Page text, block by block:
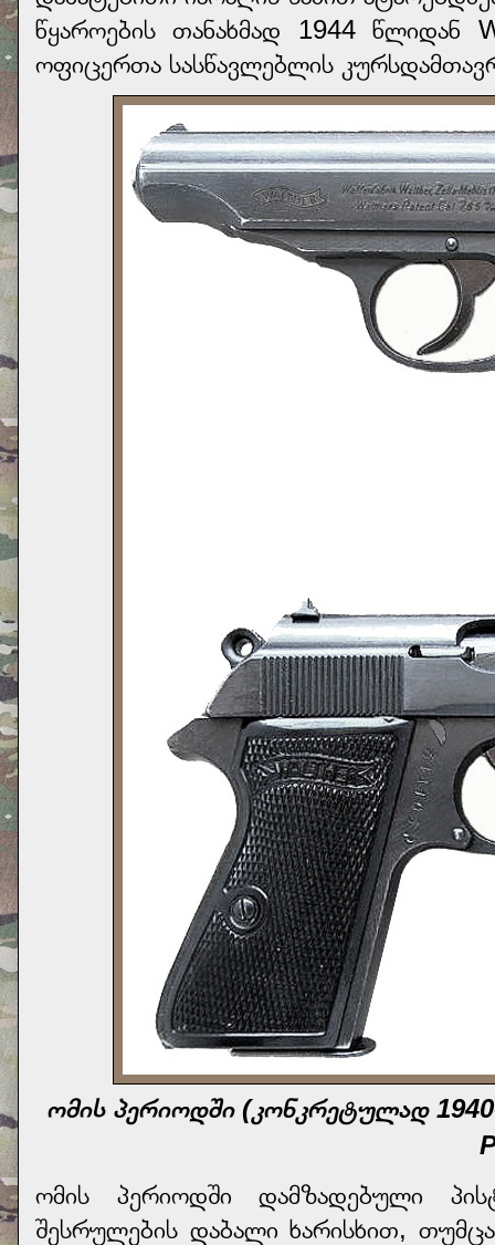
წყაროების თანახმად 1944 წლიდან
ოფიცერთა სასწავლებლის
ომის პერიოდში (კონკრეტულად
ომის პერიოდში დამზადებული
შესრულების დაბალი ხარისხით,